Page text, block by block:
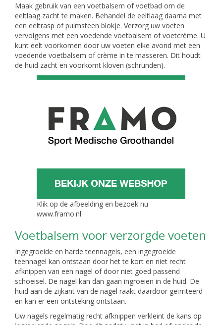
Maak gebruik van een voetbalsem of voetbad om de
eeltlaag zacht te maken. Behandel de eeltlaag daarna met
een eeltrasp of puimsteen blokje. Verzorg uw voeten
vervolgens met een voedende voetbalsem of voetcrème. U
kunt eelt voorkomen door uw voeten elke avond met een
voedende voetbalsem of crème in te masseren. Dit houdt
de huid zacht en voorkomt kloven (schrunden).
Klik op de afbeelding en bezoek nu
www.framo.nl
Voetbalsem voor verzorgde voeten
Ingegroeide en harde teennagels, een ingegroeide
teennagel kan ontstaan door het te kort en niet recht
afknippen van een nagel of door niet goed passend
schoeisel. De nagel kan dan gaan ingroeien in de huid. De
huid aan de zijkant van de nagel raakt daardoor geïrriteerd
en kan er een ontsteking ontstaan.
Uw nagels regelmatig recht afknippen verkleint de kans op